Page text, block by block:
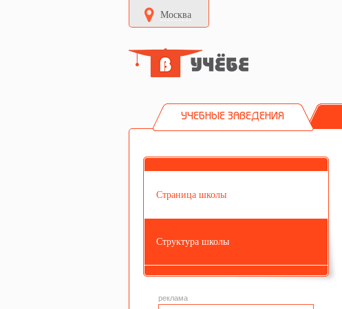
Москва
УЧЕБНЫЕ ЗАВЕДЕНИЯ
Страница школы
Структура школы
реклама